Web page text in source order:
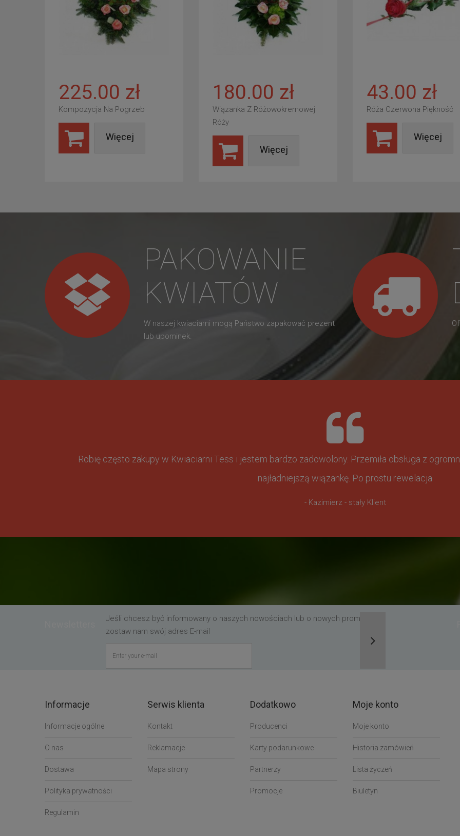
225.00 zł
Kompozycja Na Pogrzeb
Więcej
180.00 zł
Wiązanka Z Różowokremowej
Róży
Więcej
43.00 zł
Róża Czerwona Piękność
Więcej
PAKOWANIE
KWIATÓW
W naszej kwiaciarni mogą Państwo zapakować prezent
lub upominek.
Robię często zakupy w Kwiaciarni Tess i jestem bardzo zadowolony. Przemiła obsługa z
najładniejszą wiązankę. Po prostu rewelacja
- Kazimierz - stały Klient
Jeśli chcesz być informowany o naszych nowościach lub o nowych promocjach,
zostaw nam swój adres E-mail
Informacje
Informacje ogólne
O nas
Dostawa
Polityka prywatności
Regulamin
Serwis klienta
Kontakt
Reklamacje
Mapa strony
Dodatkowo
Producenci
Karty podarunkowe
Partnerzy
Promocje
Moje konto
Moje konto
Historia zamówień
Lista życzeń
Biuletyn